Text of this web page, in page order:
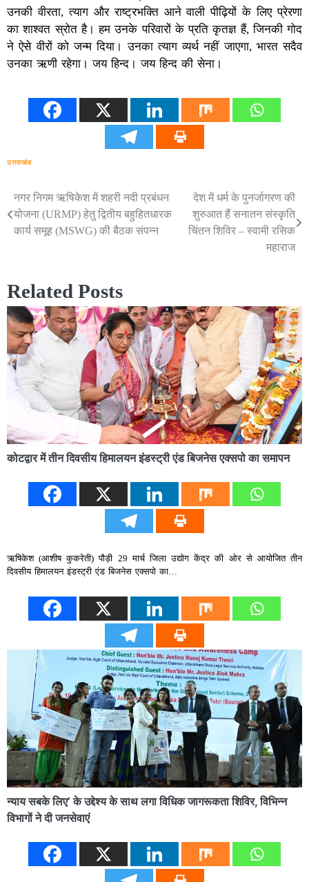
उनकी वीरता, त्याग और राष्ट्रभक्ति आने वाली पीढ़ियों के लिए प्रेरणा
का शाश्वत स्रोत है। हम उनके परिवारों के प्रति कृतज्ञ हैं, जिनकी गोद
ने ऐसे वीरों को जन्म दिया। उनका त्याग व्यर्थ नहीं जाएगा, भारत सदैव
उनका ऋणी रहेगा। जय हिन्द। जय हिन्द की सेना।
उत्तराखंड
Post
navigation
नगर निगम ऋषिकेश में शहरी नदी प्रबंधन
योजना (URMP) हेतु द्वितीय बहुहितधारक
कार्य समूह (MSWG) की बैठक संपन्न
देश में धर्म के पुनर्जागरण की
शुरुआत हैं सनातन संस्कृति
चिंतन शिविर – स्वामी रसिक
महाराज
Related Posts
कोटद्वार में तीन दिवसीय हिमालयन इंडस्ट्री एंड बिजनेस एक्सपो का समापन
ऋषिकेश (आशीष कुकरेती) पौड़ी 29 मार्च जिला उद्योग केंद्र की ओर से आयोजित तीन
दिवसीय हिमालयन इंडस्ट्री एंड बिजनेस एक्सपो का…
न्याय सबके लिए’ के उद्देश्य के साथ लगा विधिक जागरूकता शिविर, विभिन्न
विभागों ने दी जनसेवाएं